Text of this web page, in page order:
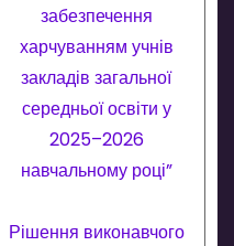
забезпечення
харчуванням учнів
закладів загальної
середньої освіти у
2025–2026
навчальному році”
Рішення виконавчого